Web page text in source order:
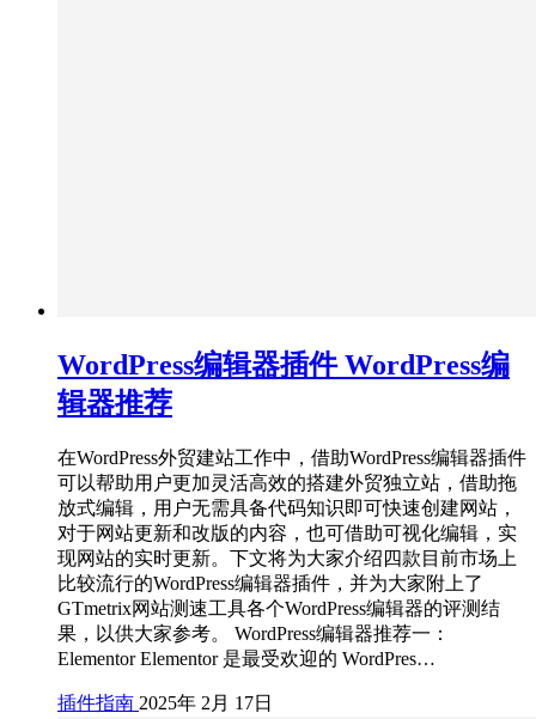
WordPress编辑器插件 WordPress编
辑器推荐
在WordPress外贸建站工作中，借助WordPress编辑器插件
可以帮助用户更加灵活高效的搭建外贸独立站，借助拖
放式编辑，用户无需具备代码知识即可快速创建网站，
对于网站更新和改版的内容，也可借助可视化编辑，实
现网站的实时更新。下文将为大家介绍四款目前市场上
比较流行的WordPress编辑器插件，并为大家附上了
GTmetrix网站测速工具各个WordPress编辑器的评测结
果，以供大家参考。 WordPress编辑器推荐一：
Elementor Elementor 是最受欢迎的 WordPres…
插件指南 2025年 2月 17日